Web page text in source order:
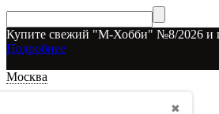
Купите свежий "М-Хобби" №8/2026 и
Подробнее
Москва
✖